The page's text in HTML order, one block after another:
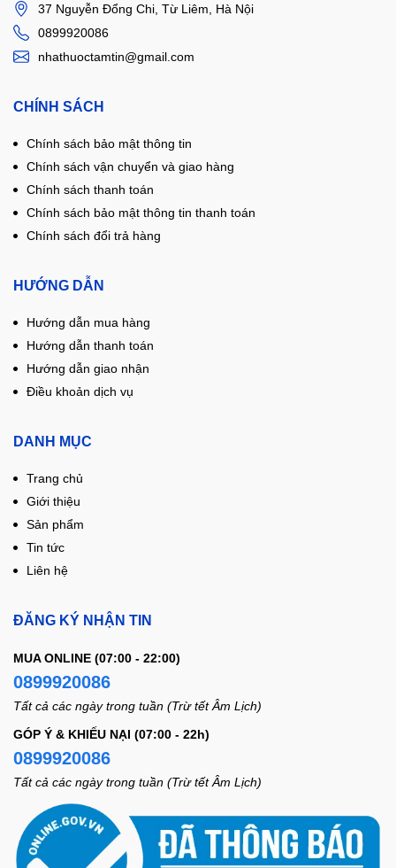
37 Nguyễn Đổng Chi, Từ Liêm, Hà Nội
0899920086
nhathuoctamtin@gmail.com
CHÍNH SÁCH
Chính sách bảo mật thông tin
Chính sách vận chuyển và giao hàng
Chính sách thanh toán
Chính sách bảo mật thông tin thanh toán
Chính sách đổi trả hàng
HƯỚNG DẪN
Hướng dẫn mua hàng
Hướng dẫn thanh toán
Hướng dẫn giao nhận
Điều khoản dịch vụ
DANH MỤC
Trang chủ
Giới thiệu
Sản phẩm
Tin tức
Liên hệ
ĐĂNG KÝ NHẬN TIN
MUA ONLINE (07:00 - 22:00)
0899920086
Tất cả các ngày trong tuần (Trừ tết Âm Lịch)
GÓP Ý & KHIẾU NẠI (07:00 - 22h)
0899920086
Tất cả các ngày trong tuần (Trừ tết Âm Lịch)